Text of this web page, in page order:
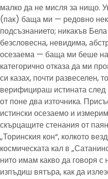
малко да не мисля за нищо.
(пак) баща ми — редовно
подсъзнанието; никакъв
безсловесна, невидима,
осезаема — баща ми беше
категорично отказа да ми
си казах, почти развеселен,
верифицираш истината
от поне два източника.
истински осезаемо и
скърцащите стенания от
„Торинския кон“, колкото
космическата кал в
нито имам какво да говоря
изпъдиш вятъра, как да